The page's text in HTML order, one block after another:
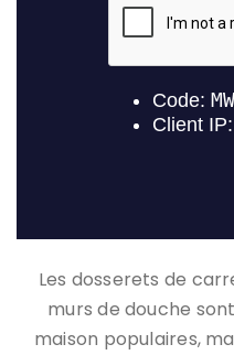
Les dosserets de
murs de douche
maison populaires,